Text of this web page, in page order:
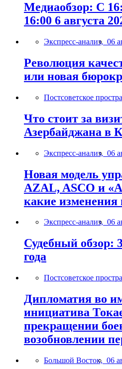
Медиаобзор: С
16:00 6 августа
Экспресс-анализ, 06
Революция
или новая
Постсоветское
Что стоит за
Азербайджана в
Экспресс-анализ, 06
Новая модель
AZAL, ASCO и
какие изменения
Экспресс-анализ, 06
Судебный обзор:
года
Постсоветское
Дипломатия во
инициатива
прекращении
возобновлении
Большой Восток, 06